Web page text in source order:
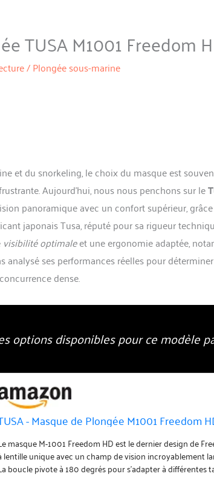
TUSA M1001 Freedom
/Plongée sous-marine
et du snorkeling, le choix du masque est
Aujourd’hui, nous nous penchons sur le
panoramique avec un confort supérieur,
japonais Tusa, réputé pour sa rigueur
visibilité optimaleet une ergonomie adaptée,
analysé ses performances réelles pour
dense.
options disponibles pour ce modèle
- Masque de Plongée M1001 Freedom
masque M-1001 Freedom HD est le dernier design de
lentille unique avec un champ de vision incroyablement
boucle pivote à 180 degrés pour s'adapter à différentes